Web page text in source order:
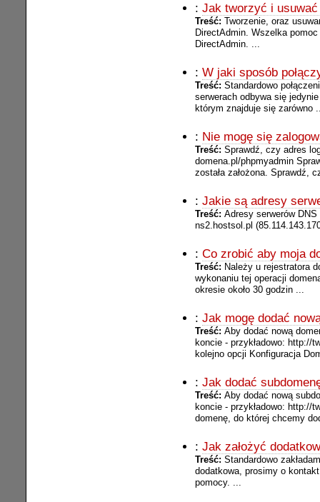
: Jak tworzyć i
Treść: Tworzenie, oraz
DirectAdmin. Wszelka
DirectAdmin. ...
: W jaki sposób
Treść: Standardowo
serwerach odbywa się
którym znajduje się zarówno
: Nie mogę się
Treść: Sprawdź, czy adres
domena.pl/phpmyadmin
została założona. Sprawdź,
: Jakie są adresy
Treść: Adresy serwerów
ns2.hostsol.pl
: Co zrobić aby moja
Treść: Należy u rejestratora
wykonaniu tej operacji
okresie około 30 godzin ...
: Jak mogę dodać
Treść: Aby dodać nową
koncie - przykładowo: http://
kolejno opcji Konfiguracja
: Jak dodać
Treść: Aby dodać nową
koncie - przykładowo: http://
domenę, do której chcemy
: Jak założyć
Treść: Standardowo
dodatkowa, prosimy o
pomocy. ...